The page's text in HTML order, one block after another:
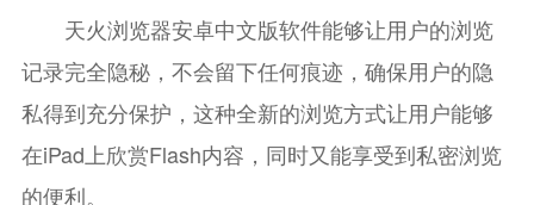
天火浏览器安卓中文版软件能够让用户的浏览
记录完全隐秘，不会留下任何痕迹，确保用户的隐
私得到充分保护，这种全新的浏览方式让用户能够
在iPad上欣赏Flash内容，同时又能享受到私密浏览
的便利。